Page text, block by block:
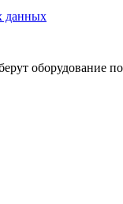
данных
оборудование